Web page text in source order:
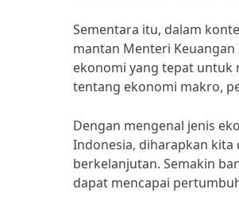
Sementara itu, dalam
mantan Menteri
ekonomi yang tepat untuk
tentang ekonomi makro,
Dengan mengenal jenis
Indonesia, diharapkan
berkelanjutan. Semakin
dapat mencapai